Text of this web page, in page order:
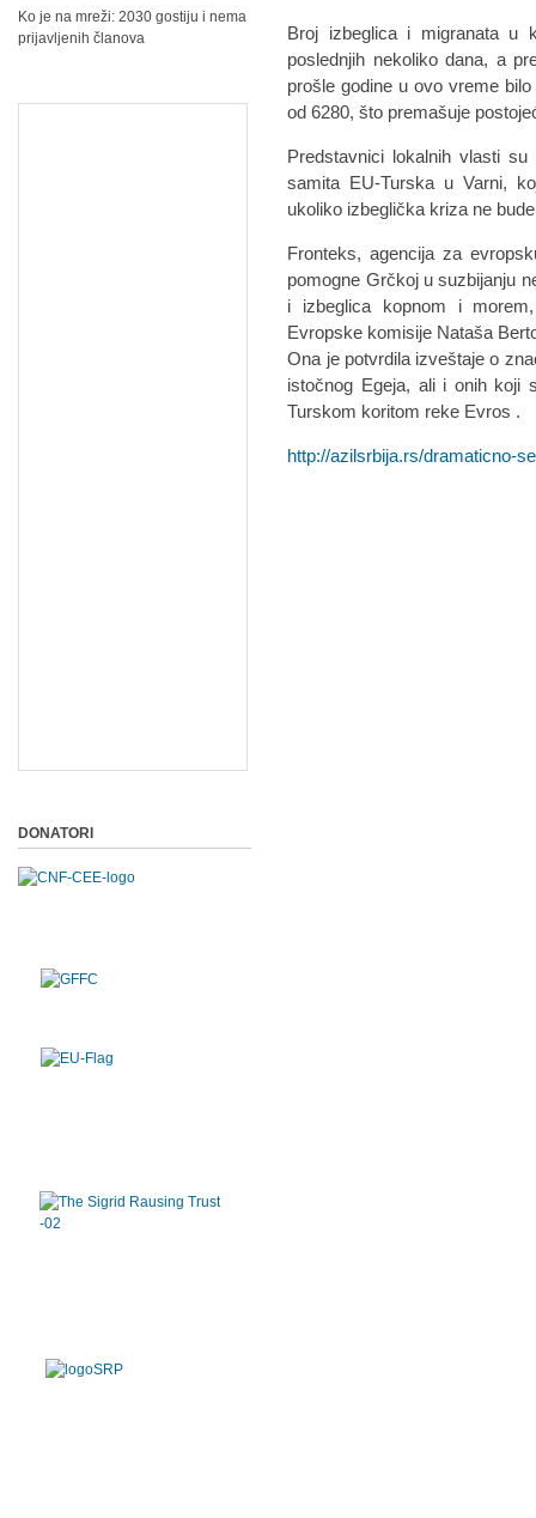
Broj izbeglica i migranata u
poslednjih nekoliko dana, a
prošle godine u ovo vreme
od 6280, što premašuje
Predstavnici lokalnih vlasti
samita EU-Turska u Varni,
ukoliko izbeglička kriza ne
Fronteks, agencija za
pomogne Grčkoj u suzbijanju
i izbeglica kopnom i
Evropske komisije Nataša
Ona je potvrdila izveštaje o
istočnog Egeja, ali i onih koji
Turskom koritom reke Evros .
http://azilsrbija.rs/dramaticno-
Ko je na mreži: 2030 gostiju i nema
prijavljenih članova
DONATORI